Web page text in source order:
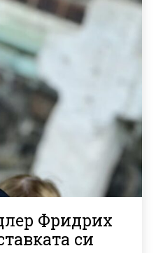
Фридрих
си